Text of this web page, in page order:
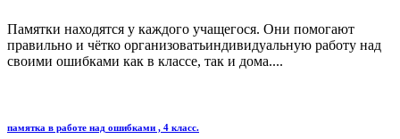
Памятки находятся у каждого учащегося. Они помогают
правильно и чётко организоватьиндивидуальную работу над
своими ошибками как в классе, так и дома....
памятка в работе над ошибками , 4 класс.